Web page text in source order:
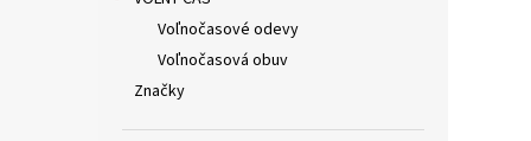
Voľnočasové odevy
Voľnočasová obuv
Značky